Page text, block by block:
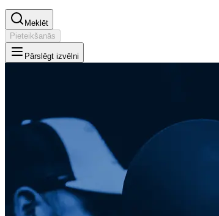
Meklēt
Pieteikšanās
Pārslēgt izvēlni